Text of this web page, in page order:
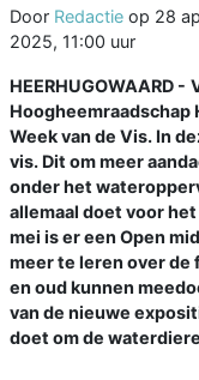
Door Redactie op 28
2025, 11:00 uur
HEERHUGOWAARD -
Hoogheemraadschap
Week van de Vis. In
vis. Dit om meer
onder het
allemaal doet voor
mei is er een Open
meer te leren over de
en oud kunnen
van de nieuwe
doet om de